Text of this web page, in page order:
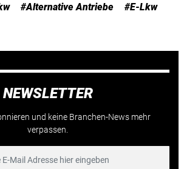
#Alternative Antriebe #E-Lkw
NEWSLETTER
und keine Branchen-News mehr
verpassen.